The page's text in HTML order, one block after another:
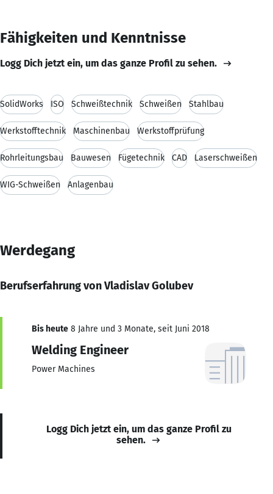
Fähigkeiten und Kenntnisse
Logg Dich jetzt ein, um das ganze Profil zu sehen.
SolidWorks ISO Schweißtechnik Schweißen Stahlbau
Werkstofftechnik Maschinenbau Werkstoffprüfung
Rohrleitungsbau Bauwesen Fügetechnik CAD Laserschweißen
WIG-Schweißen Anlagenbau
Werdegang
Berufserfahrung von Vladislav Golubev
Bis heute 8 Jahre und 3 Monate, seit Juni 2018
Welding Engineer
Power Machines
Logg Dich jetzt ein, um das ganze Profil zu
sehen.